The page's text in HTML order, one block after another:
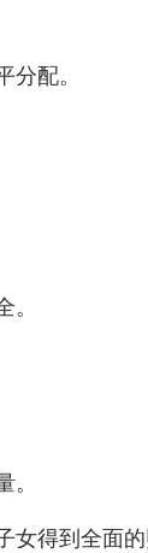
配。
女得到全面